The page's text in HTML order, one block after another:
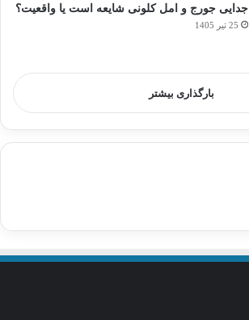
جدایی جورج و امل کلونی شایعه است یا واقعیت؟
25 تیر 1405
بارگذاری بیشتر